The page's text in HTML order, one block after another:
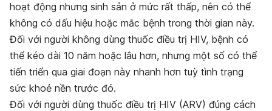
hoạt động nhưng sinh sản ở mức rất thấp, nên có thể
không có dấu hiệu hoặc mắc bệnh trong thời gian này.
Đối với người không dùng thuốc điều trị HIV, bệnh có
thể kéo dài 10 năm hoặc lâu hơn, nhưng một số có thể
tiến triển qua giai đoạn này nhanh hơn tuỳ tình trạng
sức khoẻ nền trước đó.
Đối với người dùng thuốc điều trị HIV (ARV) đúng cách